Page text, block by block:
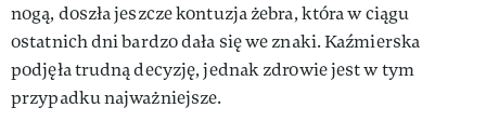
nogą, doszła jeszcze kontuzja żebra, która w ciągu
ostatnich dni bardzo dała się we znaki. Kaźmierska
podjęła trudną decyzję, jednak zdrowie jest w tym
przypadku najważniejsze.